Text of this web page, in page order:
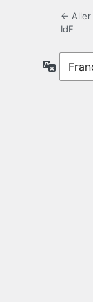
← Aller
IdF
Langue